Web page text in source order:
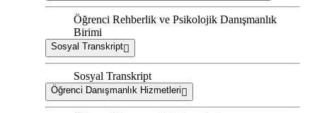
Öğrenci Rehberlik ve Psikolojik Danışmanlık
Birimi
Sosyal Transkript
Sosyal Transkript
Öğrenci Danışmanlık Hizmetleri